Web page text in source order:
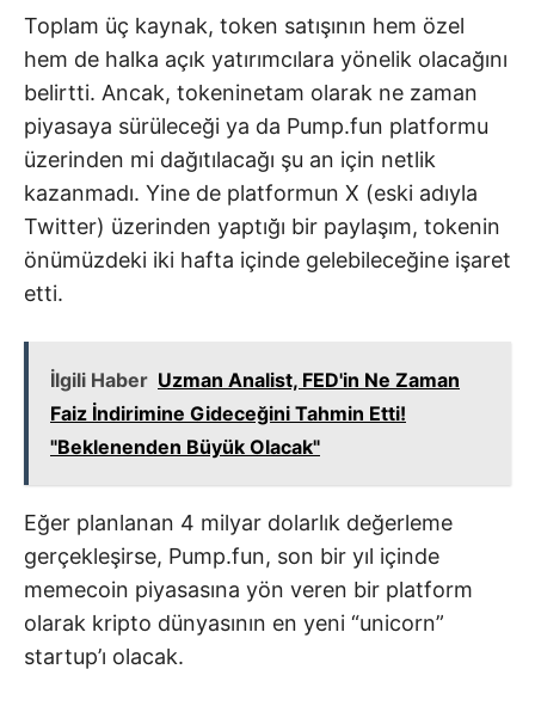
Toplam üç kaynak, token satışının hem özel
hem de halka açık yatırımcılara yönelik olacağını
belirtti. Ancak, tokeninetam olarak ne zaman
piyasaya sürüleceği ya da Pump.fun platformu
üzerinden mi dağıtılacağı şu an için netlik
kazanmadı. Yine de platformun X (eski adıyla
Twitter) üzerinden yaptığı bir paylaşım, tokenin
önümüzdeki iki hafta içinde gelebileceğine işaret
etti.
İlgili Haber Uzman Analist, FED'in Ne Zaman
Faiz İndirimine Gideceğini Tahmin Etti!
"Beklenenden Büyük Olacak"
Eğer planlanan 4 milyar dolarlık değerleme
gerçekleşirse, Pump.fun, son bir yıl içinde
memecoin piyasasına yön veren bir platform
olarak kripto dünyasının en yeni “unicorn”
startup’ı olacak.